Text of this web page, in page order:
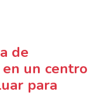
de
un centro
para